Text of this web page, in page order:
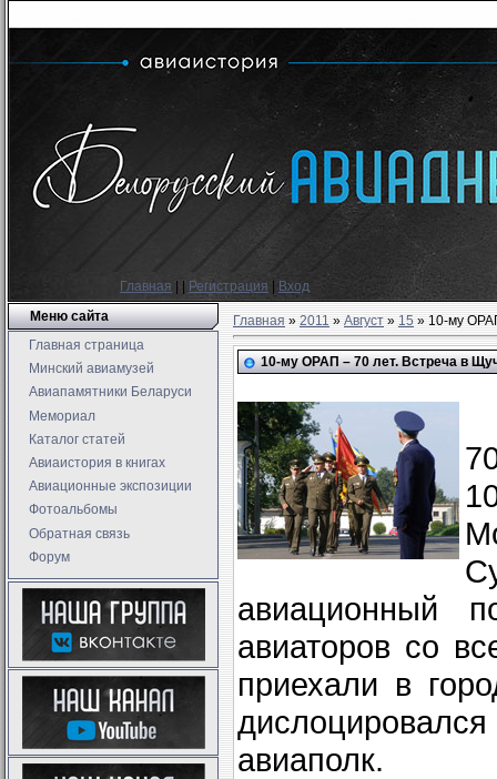
Главная Регистрация
Вход
Меню сайта
Главная страница
Минский авиамузей
Авиапамятники Беларуси
Мемориал
Каталог статей
Авиаистория в книгах
Авиационные экспозиции
Фотоальбомы
Обратная связь
Форум
Главная»2011 » Август » 15» 10-му
10-му ОРАП – 70 лет. Встреча в
авиационный
авиаторов со
приехали в
авиаполк.